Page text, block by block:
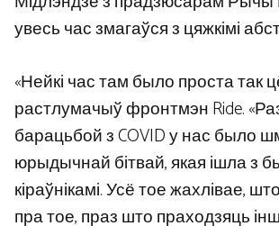
увесь час змагаўся з цяжкімі
«Нейкі час там было проста так
растлумачыў фронтмэн Ride.
барацьбой з COVID у нас было
юрыдычнай бітвай, якая ішла з
кіраўнікамі. Усё тое жахлівае,
пра тое, праз што праходзяць